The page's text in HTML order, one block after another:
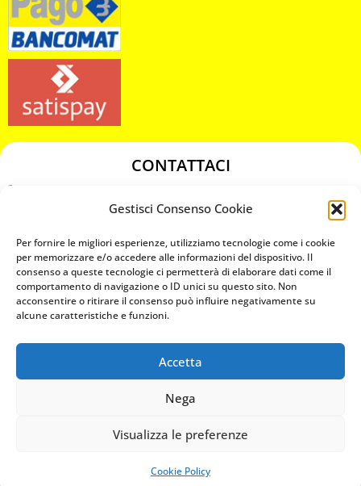
Gestisci Consenso Cookie
Per fornire le migliori esperienze, utilizziamo tecnologie come i cookie
per memorizzare e/o accedere alle informazioni del dispositivo. Il
consenso a queste tecnologie ci permetterà di elaborare dati come il
comportamento di navigazione o ID unici su questo sito. Non
acconsentire o ritirare il consenso può influire negativamente su
alcune caratteristiche e funzioni.
Accetta
Nega
Visualizza le preferenze
Cookie Policy
CONTATTACI
chiavicodificate@gmail.com
Privacy Policy
Cookie Policy
MAPS
CHIAMA ORA
PREVENTIVO IMMEDIATO